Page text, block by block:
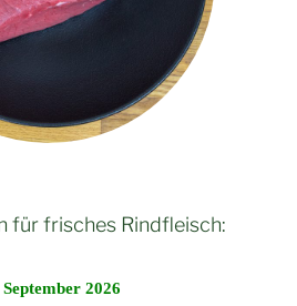
für frisches Rindfleisch:
September 2026